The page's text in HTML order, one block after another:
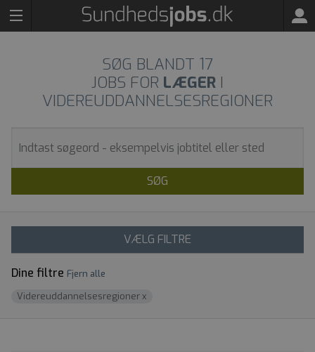
SØG BLANDT 17
JOBS FOR LÆGER I
VIDEREUDDANNELSESREGIONER
SØG
VÆLG FILTRE
Dine filtre Fjern alle
Videreuddannelsesregionerx